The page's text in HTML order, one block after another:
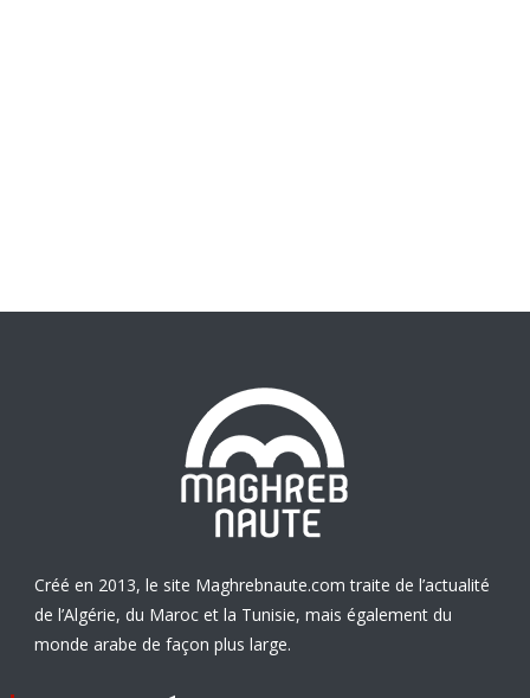
Créé en 2013, le site Maghrebnaute.com traite de l’actualité
de l’Algérie, du Maroc et la Tunisie, mais également du
monde arabe de façon plus large.